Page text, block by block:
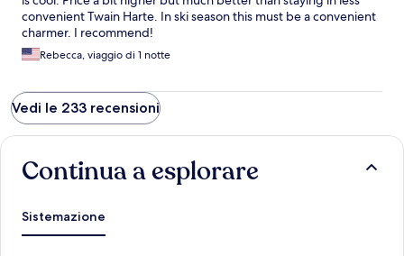
convenient Twain Harte. In ski season this must be a convenient
charmer. I recommend!
Rebecca, viaggio di 1 notte
Vedi le 233 recensioni
Continua a esplorare
Sistemazione